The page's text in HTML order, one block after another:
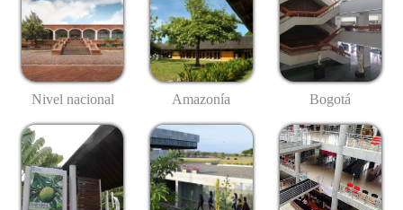
Nivel nacional Amazonía Bogotá